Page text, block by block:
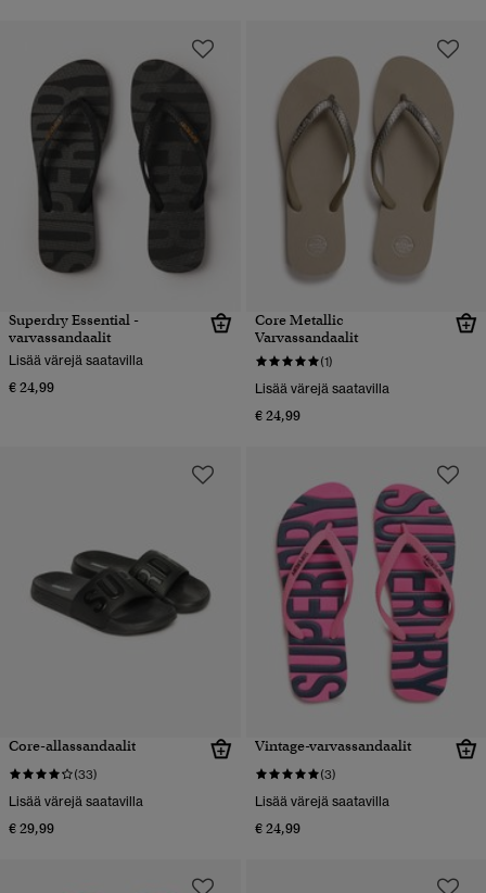
Superdry Essential -
varvassandaalit
Lisää värejä saatavilla
€ 24,99
Core Metallic
Varvassandaalit
(1)
Lisää värejä saatavilla
€ 24,99
Core-allassandaalit
(33)
Lisää värejä saatavilla
€ 29,99
Vintage-varvassandaalit
(3)
Lisää värejä saatavilla
€ 24,99